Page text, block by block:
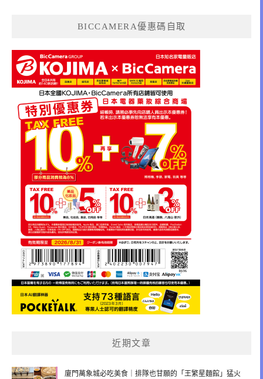
BICCAMERA優惠碼自取
近期文章
廈門萬象城必吃美食｜排隊也甘願的「王繁星麵館」猛火